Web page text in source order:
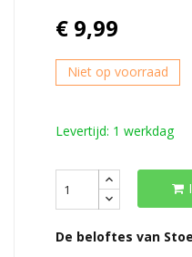
€ 9,99
Niet op voorraad
Levertijd: 1 werkdag
De beloftes van